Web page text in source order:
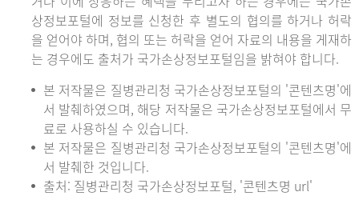
상정보포털에 정보를 신청한 후 별도의 협의를 하거나 허락
을 얻어야 하며, 협의 또는 허락을 얻어 자료의 내용을 게재하
는 경우에도 출처가 국가손상정보포털임을 밝혀야 합니다.
본 저작물은 질병관리청 국가손상정보포털의 '콘텐츠명'에
서 발췌하였으며, 해당 저작물은 국가손상정보포털에서 무
료로 사용하실 수 있습니다.
본 저작물은 질병관리청 국가손상정보포털의 '콘텐츠명'에
서 발췌한 것입니다.
출처: 질병관리청 국가손상정보포털, '콘텐츠명 url'